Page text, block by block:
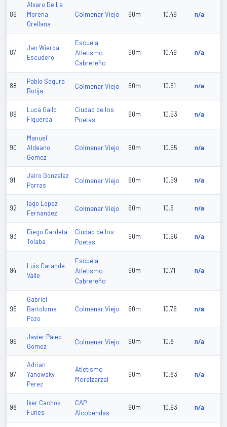
86
Alvaro De La
Morena
Orellana
Colmenar Viejo 60m 10.49 n/a
87
Jan Wierda
Escudero
Escuela
Atletismo
Cabrereño
60m 10.49 n/a
88
Pablo Segura
Botija
Colmenar Viejo 60m 10.51 n/a
89
Luca Gallo
Figueroa
Ciudad de los
Poetas
60m 10.53 n/a
90
Manuel
Aldeano
Gomez
Colmenar Viejo 60m 10.55 n/a
91
Jairo Gonzalez
Porras
Colmenar Viejo 60m 10.59 n/a
92
Iago Lopez
Fernandez
Colmenar Viejo 60m 10.6 n/a
93
Diego Gardeta
Tolaba
Ciudad de los
Poetas
60m 10.66 n/a
94
Luis Carande
Valle
Escuela
Atletismo
Cabrereño
60m 10.71 n/a
95
Gabriel
Bartolome
Pozo
Colmenar Viejo 60m 10.76 n/a
96
Javier Paleo
Gomez
Colmenar Viejo 60m 10.8 n/a
97
Adrian
Yanowsky
Perez
Atletismo
Moralzarzal
60m 10.83 n/a
98
Iker Cachos
Funes
CAP
Alcobendas
60m 10.93 n/a